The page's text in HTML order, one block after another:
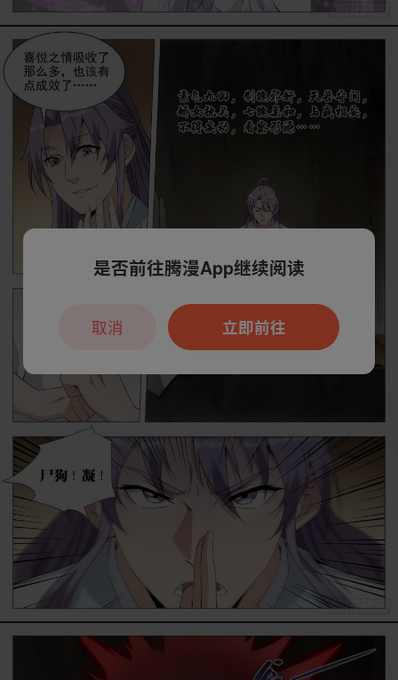
是否前往腾漫App继续阅读
立即前往
取消